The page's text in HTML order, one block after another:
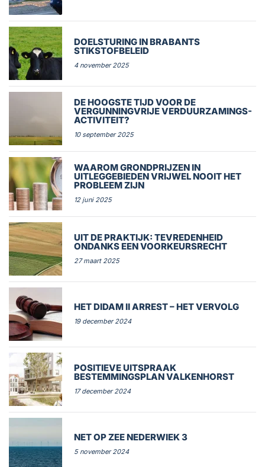
DOELSTURING IN BRABANTS
STIKSTOFBELEID
4 november 2025
DE HOOGSTE TIJD VOOR DE
VERGUNNINGVRIJE VERDUURZAMINGS-
ACTIVITEIT?
10 september 2025
WAAROM GRONDPRIJZEN IN
UITLEGGEBIEDEN VRIJWEL NOOIT HET
PROBLEEM ZIJN
12 juni 2025
UIT DE PRAKTIJK: TEVREDENHEID
ONDANKS EEN VOORKEURSRECHT
27 maart 2025
HET DIDAM II ARREST – HET VERVOLG
19 december 2024
POSITIEVE UITSPRAAK
BESTEMMINGSPLAN VALKENHORST
17 december 2024
NET OP ZEE NEDERWIEK 3
5 november 2024